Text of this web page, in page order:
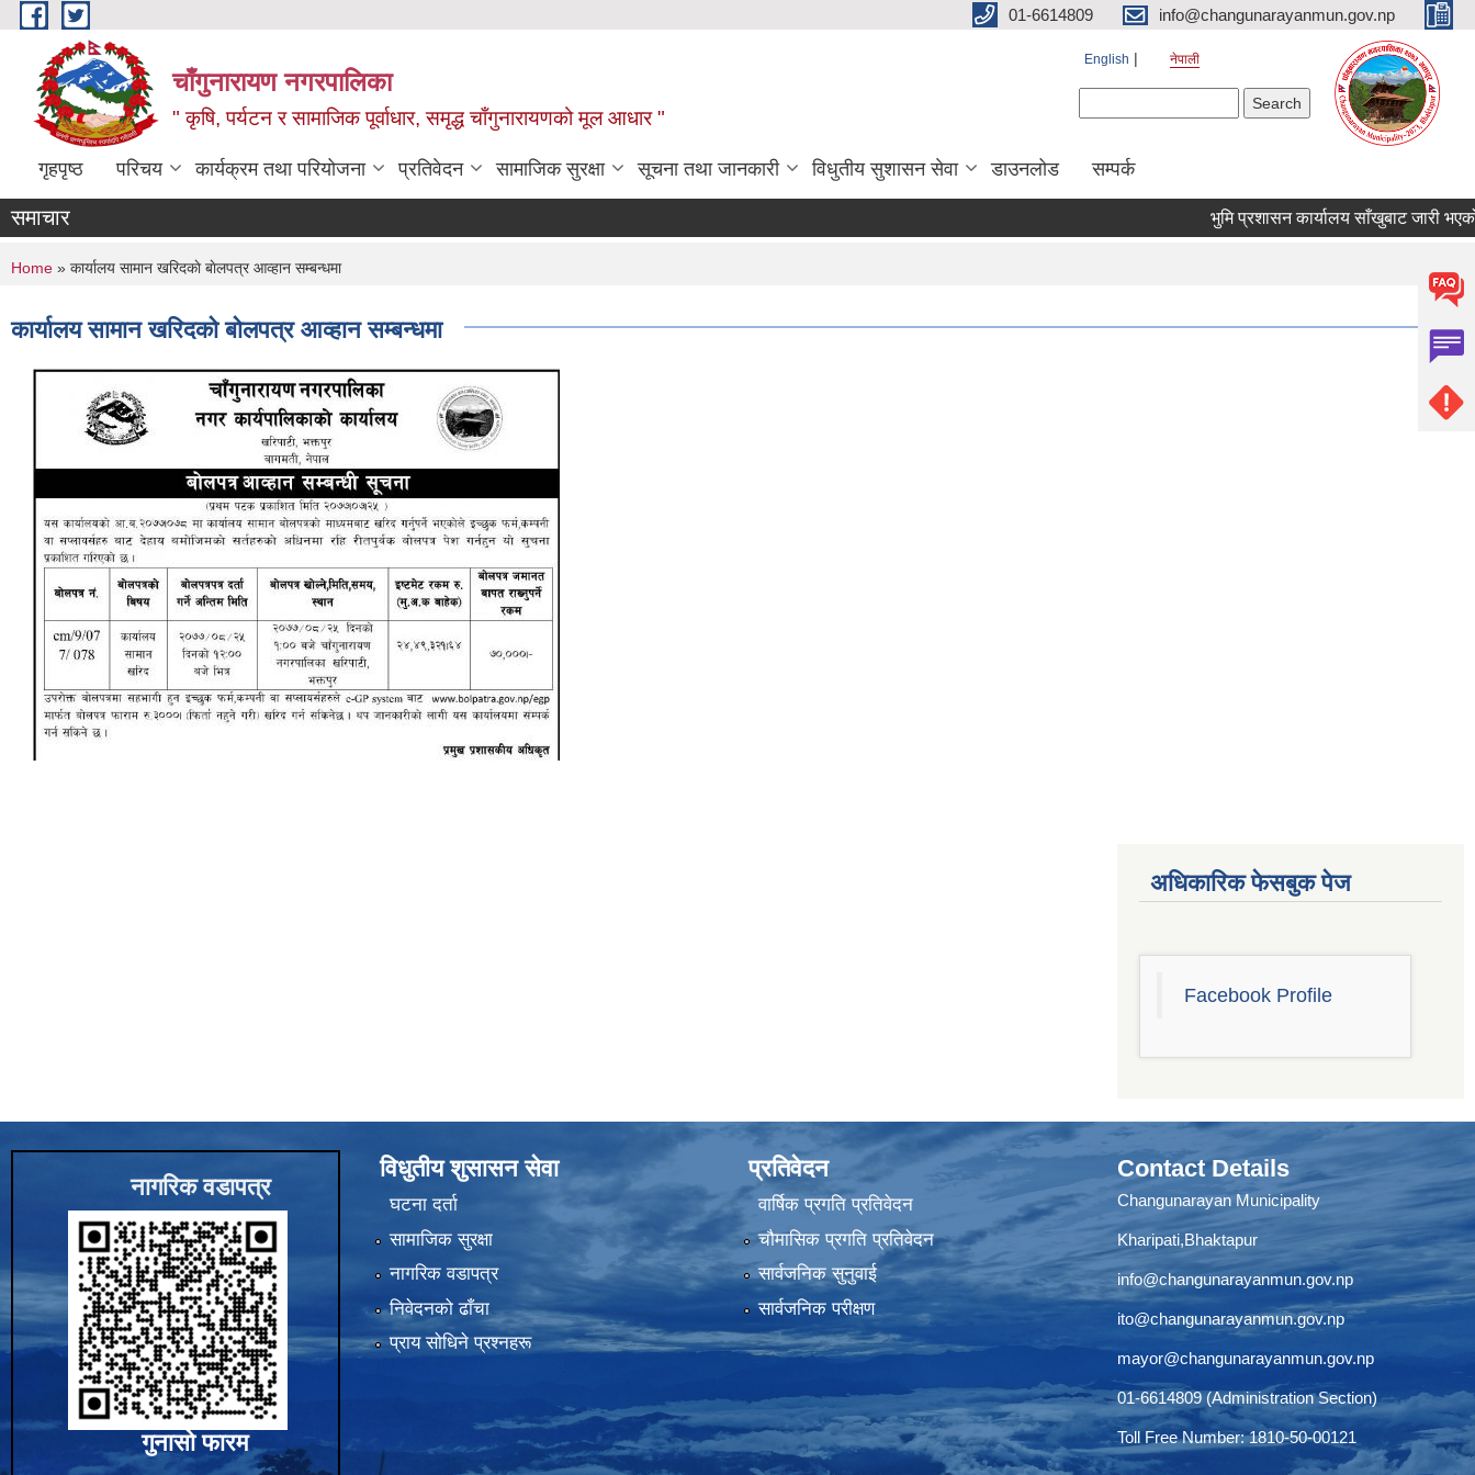
Skip to main content 01-6614809 info@changunarayanmun.gov.np
चाँगुनारायण नगरपालिका
" कृषि, पर्यटन र सामाजिक पूर्वाधार, समृद्ध चाँगुनारायणको मूल आधार "
English नेपाली
गृहपृष्ठ परिचय कार्यक्रम तथा परियोजना प्रतिवेदन सामाजिक सुरक्षा सूचना तथा जानकारी विधुतीय सुशासन सेवा डाउनलोड सम्पर्क
समाचार भुमि प्रशासन कार्यालय साँखुबाट जारी भएको
You are here
Home » कार्यालय सामान खरिदकाे बाेलपत्र आव्हान सम्बन्धमा
कार्यालय सामान खरिदकाे बाेलपत्र आव्हान सम्बन्धमा
अधिकारिक फेसबुक पेज
Facebook Profile
नागरिक वडापत्र
गुनासो फारम
विधुतीय शुसासन सेवा
घटना दर्ता
सामाजिक सुरक्षा
नागरिक वडापत्र
निवेदनको ढाँचा
प्राय साेधिने प्रश्नहरू
प्रतिवेदन
वार्षिक प्रगति प्रतिवेदन
चौमासिक प्रगति प्रतिवेदन
सार्वजनिक सुनुवाई
सार्वजनिक परीक्षण
Contact Details
Changunarayan Municipality
Kharipati,Bhaktapur
info@changunarayanmun.gov.np
ito@changunarayanmun.gov.np
mayor@changunarayanmun.gov.np
01-6614809 (Administration Section)
Toll Free Number: 1810-50-00121